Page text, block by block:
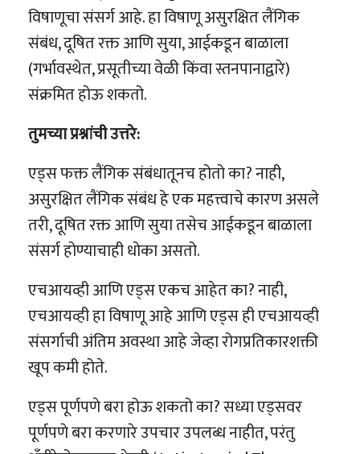
विषाणूचा संसर्ग आहे. हा विषाणू असुरक्षित लैंगिक
संबंध, दूषित रक्त आणि सुया, आईकडून बाळाला
(गर्भावस्थेत, प्रसूतीच्या वेळी किंवा स्तनपानाद्वारे)
संक्रमित होऊ शकतो.
तुमच्या प्रश्नांची उत्तरे:
एड्स फक्त लैंगिक संबंधातूनच होतो का? नाही,
असुरक्षित लैंगिक संबंध हे एक महत्त्वाचे कारण असले
तरी, दूषित रक्त आणि सुया तसेच आईकडून बाळाला
संसर्ग होण्याचाही धोका असतो.
एचआयव्ही आणि एड्स एकच आहेत का? नाही,
एचआयव्ही हा विषाणू आहे आणि एड्स ही एचआयव्ही
संसर्गाची अंतिम अवस्था आहे जेव्हा रोगप्रतिकारशक्ती
खूप कमी होते.
एड्स पूर्णपणे बरा होऊ शकतो का? सध्या एड्सवर
पूर्णपणे बरा करणारे उपचार उपलब्ध नाहीत, परंतु